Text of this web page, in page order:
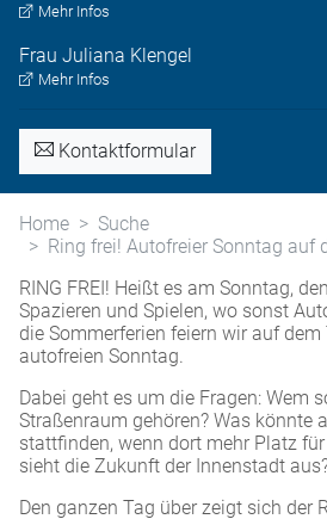
Mehr Infos
Frau Juliana Klengel
Mehr Infos
Kontaktformular
Home
Suche
Ring frei! Autofreier Sonntag auf
RING FREI! Heißt es am Sonntag,
Spazieren und Spielen, wo sonst
die Sommerferien feiern wir auf
autofreien Sonntag.
Dabei geht es um die Fragen: Wem
Straßenraum gehören? Was könnte
stattfinden, wenn dort mehr Platz
sieht die Zukunft der Innenstadt
Den ganzen Tag über zeigt sich der